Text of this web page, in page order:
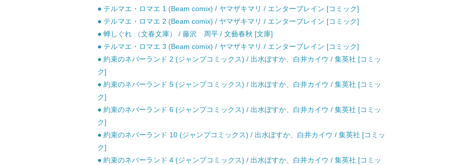
● テルマエ・ロマエ 1 (Beam comix) / ヤマザキマリ / エンターブレイン [コミック]
● テルマエ・ロマエ 2 (Beam comix) / ヤマザキマリ / エンターブレイン [コミック]
● 蝉しぐれ （文春文庫） / 藤沢 周平 / 文藝春秋 [文庫]
● テルマエ・ロマエ 3 (Beam comix) / ヤマザキマリ / エンターブレイン [コミック]
● 約束のネバーランド 2 (ジャンプコミックス) / 出水ぽすか、白井カイウ / 集英社 [コミッ
ク]
● 約束のネバーランド 5 (ジャンプコミックス) / 出水ぽすか、白井カイウ / 集英社 [コミッ
ク]
● 約束のネバーランド 6 (ジャンプコミックス) / 出水ぽすか、白井カイウ / 集英社 [コミッ
ク]
● 約束のネバーランド 10 (ジャンプコミックス) / 出水ぽすか、白井カイウ / 集英社 [コミッ
ク]
● 約束のネバーランド 4 (ジャンプコミックス) / 出水ぽすか、白井カイウ / 集英社 [コミッ